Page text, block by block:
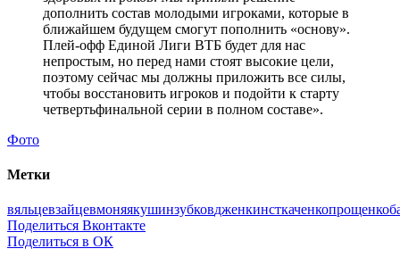
дополнить состав молодыми игроками, которые в
ближайшем будущем смогут пополнить «основу».
Плей-офф Единой Лиги ВТБ будет для нас
непростым, но перед нами стоят высокие цели,
поэтому сейчас мы должны приложить все силы,
чтобы восстановить игроков и подойти к старту
четвертьфинальной серии в полном составе».
Фото
Метки
вяльцевзайцевмоняякушинзубковдженкинсткаченкопрощенко
Поделиться Вконтакте
Поделиться в ОК